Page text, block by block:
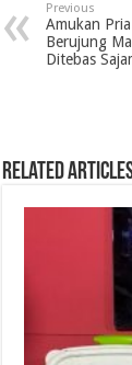
b
o
t
e
Previous
Amukan
Berujung
Ditebas
Related